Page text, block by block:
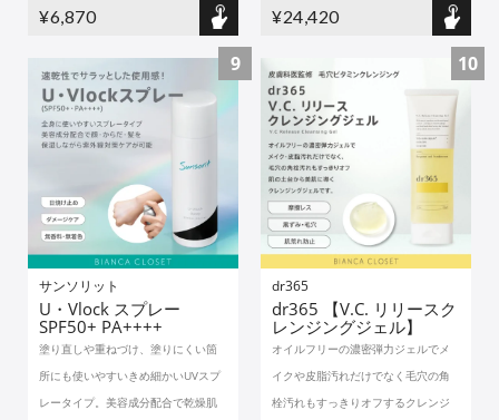
¥6,870 ¥24,420
9
サンソリット
U・Vlock スプレー
SPF50+ PA++++
塗り直しや重ねづけ、塗りにくい箇
所にも使いやすいきめ細かいUVスプ
レータイプ。美容成分配合で乾燥肌
10
dr365
dr365 【V.C. リリースク
レンジングジェル】
オイルフリーの濃密弾力ジェルでメ
イクや皮脂汚れだけでなく毛穴の角
栓汚れもすっきりオフするクレンジ